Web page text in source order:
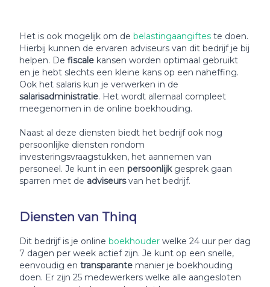
Het is ook mogelijk om de belastingaangiftes te doen.
Hierbij kunnen de ervaren adviseurs van dit bedrijf je bij
helpen. De fiscale kansen worden optimaal gebruikt
en je hebt slechts een kleine kans op een naheffing.
Ook het salaris kun je verwerken in de
salarisadministratie. Het wordt allemaal compleet
meegenomen in de online boekhouding.
Naast al deze diensten biedt het bedrijf ook nog
persoonlijke diensten rondom
investeringsvraagstukken, het aannemen van
personeel. Je kunt in een persoonlijk gesprek gaan
sparren met de adviseursvan het bedrijf.
Diensten van Thinq
Dit bedrijf is je online boekhouder welke 24 uur per dag
7 dagen per week actief zijn. Je kunt op een snelle,
eenvoudig en transparante manier je boekhouding
doen. Er zijn 25 medewerkers welke alle aangesloten